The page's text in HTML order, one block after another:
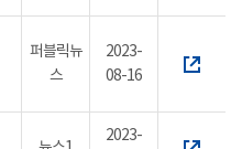
퍼블릭뉴
스
2023-
08-16
2023-